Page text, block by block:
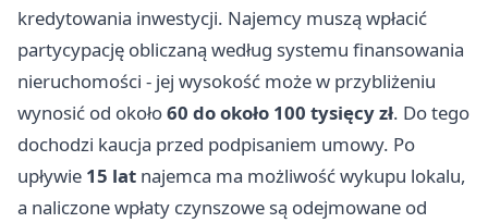
kredytowania inwestycji. Najemcy muszą wpłacić
partycypację obliczaną według systemu finansowania
nieruchomości - jej wysokość może w przybliżeniu
wynosić od około60 do około 100 tysięcy zł. Do tego
dochodzi kaucja przed podpisaniem umowy. Po
upływie 15 lat najemca ma możliwość wykupu lokalu,
a naliczone wpłaty czynszowe są odejmowane od